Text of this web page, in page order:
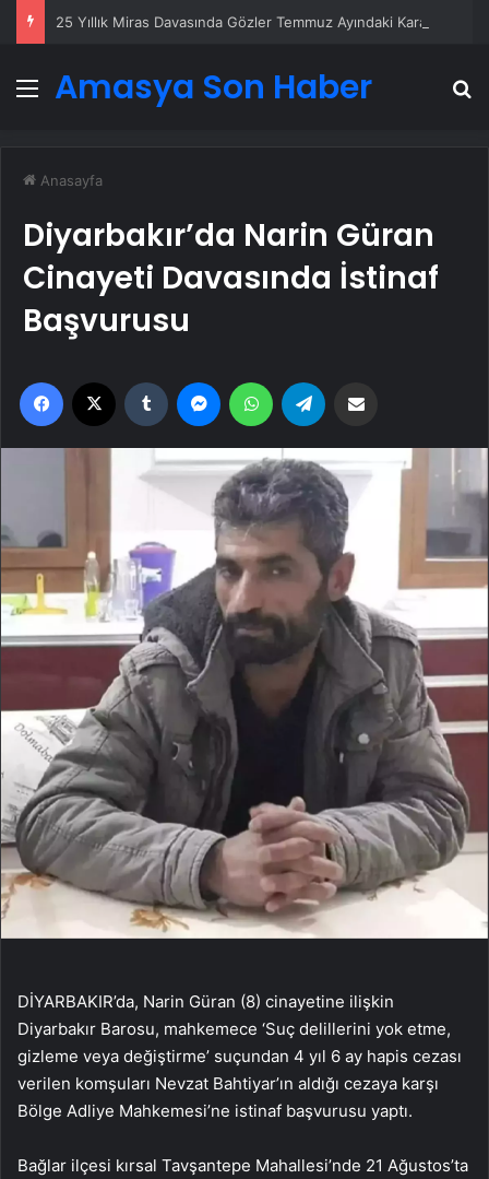
Menü
Amasya Son Haber
Anasayfa
Diyarbakır’da Narin Güran
Cinayeti Davasında İstinaf
Başvurusu
Facebook Tumblr MessengerWhatsApp
DİYARBAKIR’da, Narin Güran (8) cinayetine ilişkin
Diyarbakır Barosu, mahkemece ‘Suç delillerini yok etme,
gizleme veya değiştirme’ suçundan 4 yıl 6 ay hapis cezası
verilen komşuları Nevzat Bahtiyar’ın aldığı cezaya karşı
Bölge Adliye Mahkemesi’ne istinaf başvurusu yaptı.
Bağlar ilçesi kırsal Tavşantepe Mahallesi’nde 21 Ağustos’ta